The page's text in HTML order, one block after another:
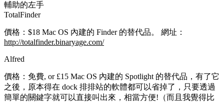
輔助的左手
TotalFinder
價格：$18 Mac OS 內建的 Finder 的替代品。 網址：
http://totalfinder.binaryage.com/
Alfred
價格：免費, or £15 Mac OS 內建的 Spotlight 的替代品，有了它
之後，原本得在 dock 排排站的軟體都可以省掉了，只要透過
簡單的關鍵字就可以直接叫出來，相當方便!（而且我覺得比